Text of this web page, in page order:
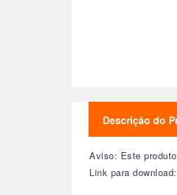
Descrição do
Aviso: Este
Link para download: